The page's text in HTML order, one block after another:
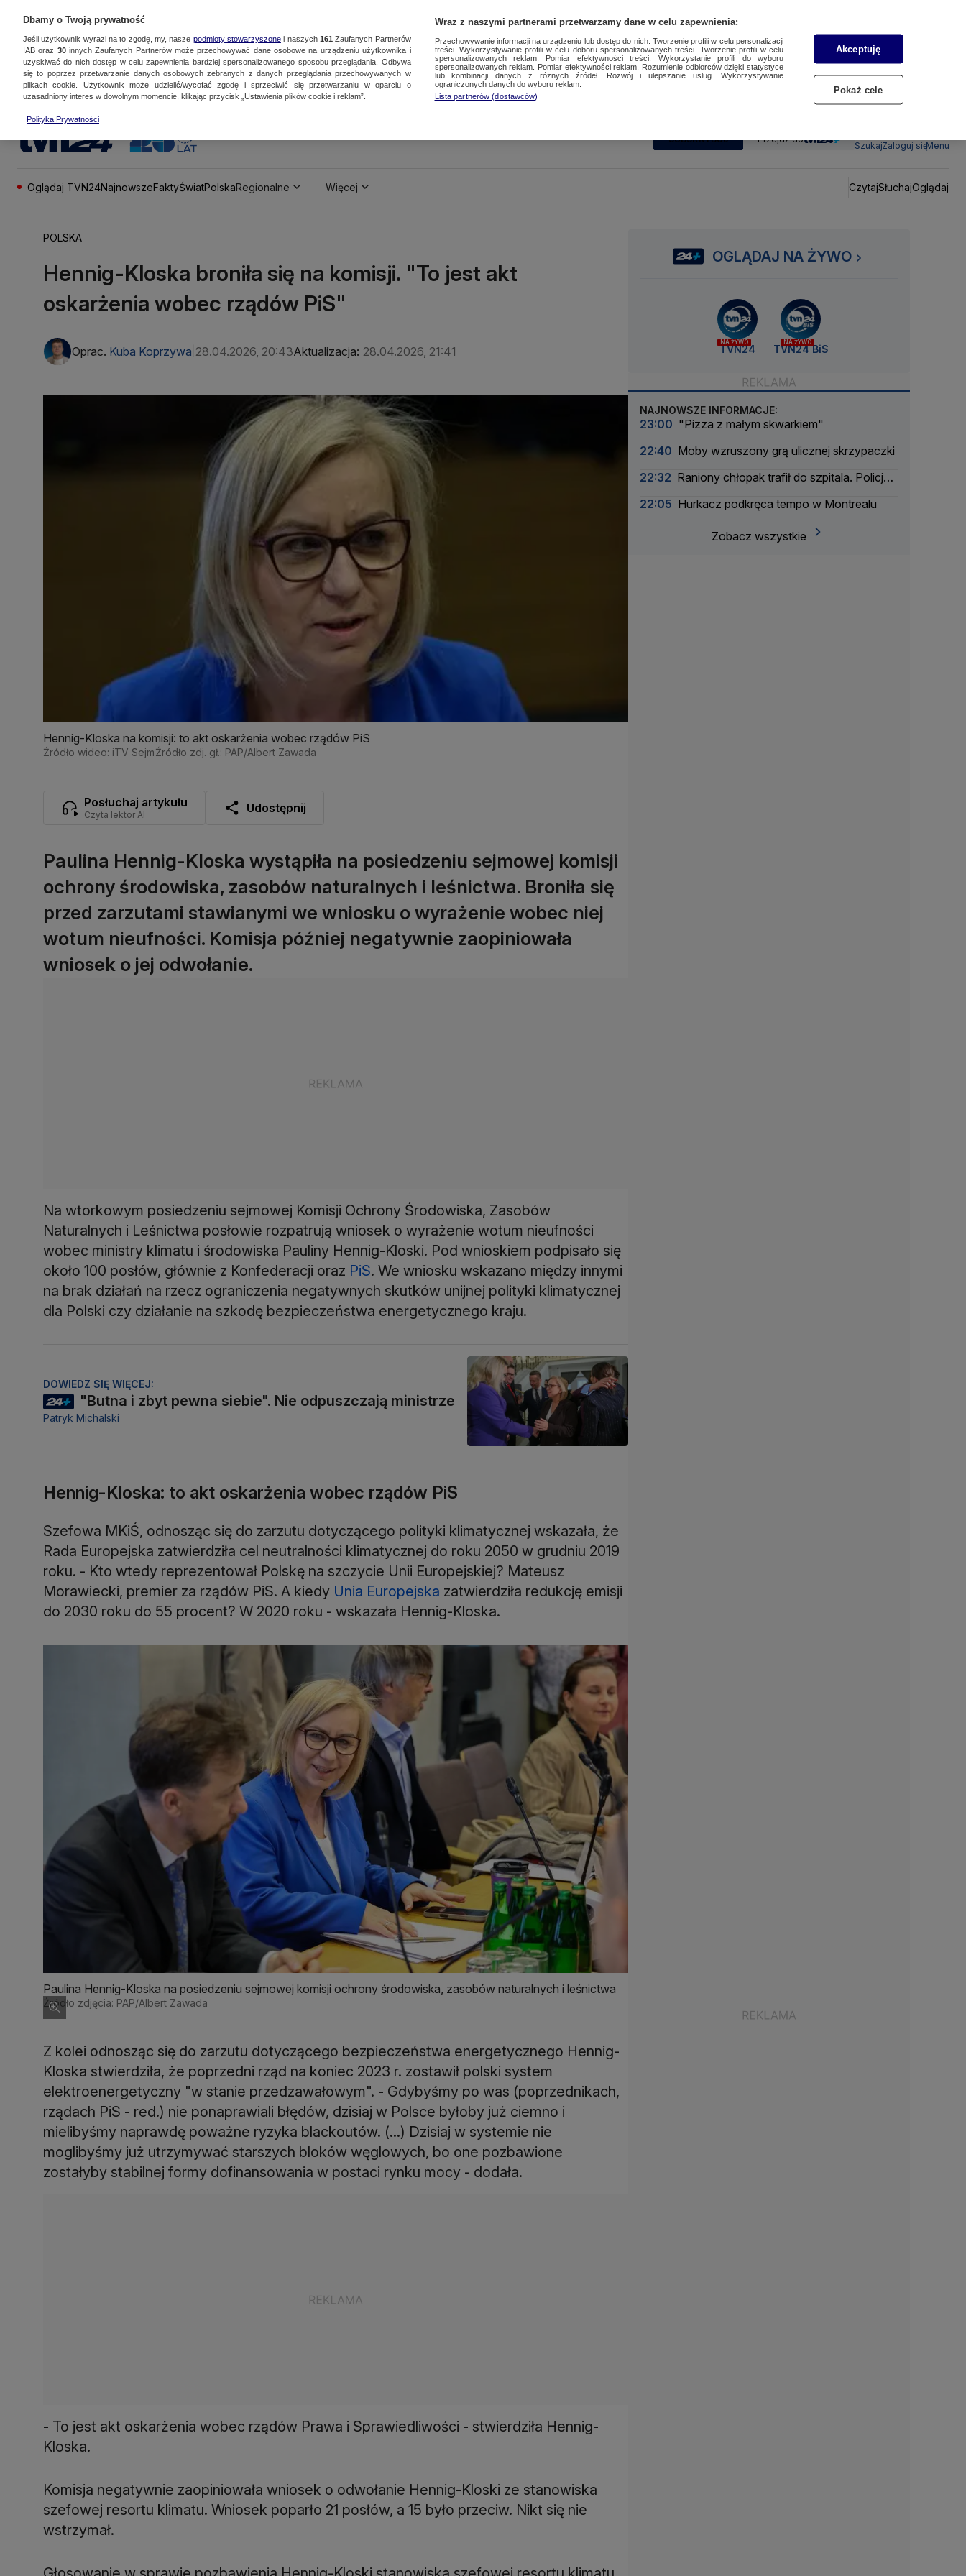
SUBSKRYBUJ Przejdź do
SzukajZaloguj sięMenu
Oglądaj TVN24NajnowszeFaktyŚwiatPolskaRegionalne Więcej CzytajSłuchajOglądaj
POLSKA
Hennig-Kloska broniła się na komisji. "To jest akt
oskarżenia wobec rządów PiS"
Oprac. Kuba Koprzywa 28.04.2026, 20:43Aktualizacja: 28.04.2026, 21:41
Hennig-Kloska na komisji: to akt oskarżenia wobec rządów PiS
Źródło wideo: iTV SejmŹródło zdj. gł.: PAP/Albert Zawada
Posłuchaj artykułu
Czyta lektor AI Udostępnij
Paulina Hennig-Kloska wystąpiła na posiedzeniu sejmowej komisji
ochrony środowiska, zasobów naturalnych i leśnictwa. Broniła się
przed zarzutami stawianymi we wniosku o wyrażenie wobec niej
wotum nieufności. Komisja później negatywnie zaopiniowała
wniosek o jej odwołanie.
Na wtorkowym posiedzeniu sejmowej Komisji Ochrony Środowiska, Zasobów
Naturalnych i Leśnictwa posłowie rozpatrują wniosek o wyrażenie wotum nieufności
wobec ministry klimatu i środowiska Pauliny Hennig-Kloski. Pod wnioskiem podpisało się
około 100 posłów, głównie z Konfederacji oraz PiS. We wniosku wskazano między innymi
na brak działań na rzecz ograniczenia negatywnych skutków unijnej polityki klimatycznej
dla Polski czy działanie na szkodę bezpieczeństwa energetycznego kraju.
DOWIEDZ SIĘ WIĘCEJ:
"Butna i zbyt pewna siebie". Nie odpuszczają ministrze
Patryk Michalski
Hennig-Kloska: to akt oskarżenia wobec rządów PiS
Szefowa MKiŚ, odnosząc się do zarzutu dotyczącego polityki klimatycznej wskazała, że
Rada Europejska zatwierdziła cel neutralności klimatycznej do roku 2050 w grudniu 2019
roku. - Kto wtedy reprezentował Polskę na szczycie Unii Europejskiej? Mateusz
Morawiecki, premier za rządów PiS. A kiedy Unia Europejska zatwierdziła redukcję emisji
do 2030 roku do 55 procent? W 2020 roku - wskazała Hennig-Kloska.
Paulina Hennig-Kloska na posiedzeniu sejmowej komisji ochrony środowiska, zasobów naturalnych i leśnictwa
Źródło zdjęcia: PAP/Albert Zawada
Z kolei odnosząc się do zarzutu dotyczącego bezpieczeństwa energetycznego Hennig-
Kloska stwierdziła, że poprzedni rząd na koniec 2023 r. zostawił polski system
elektroenergetyczny "w stanie przedzawałowym". - Gdybyśmy po was (poprzednikach,
rządach PiS - red.) nie ponaprawiali błędów, dzisiaj w Polsce byłoby już ciemno i
mielibyśmy naprawdę poważne ryzyka blackoutów. (...) Dzisiaj w systemie nie
moglibyśmy już utrzymywać starszych bloków węglowych, bo one pozbawione
zostałyby stabilnej formy dofinansowania w postaci rynku mocy - dodała.
- To jest akt oskarżenia wobec rządów Prawa i Sprawiedliwości - stwierdziła Hennig-
Kloska.
Komisja negatywnie zaopiniowała wniosek o odwołanie Hennig-Kloski ze stanowiska
szefowej resortu klimatu. Wniosek poparło 21 posłów, a 15 było przeciw. Nikt się nie
wstrzymał.
OGLĄDAJ NA ŻYWO
NA ŻYWO
TVN24
NA ŻYWO
TVN24 BiS
NAJNOWSZE INFORMACJE:
23:00 "Pizza z małym skwarkiem"
22:40 Moby wzruszony grą ulicznej skrzypaczki
22:32 Raniony chłopak trafił do szpitala. Policja
22:05 Hurkacz podkręca tempo w Montrealu
Zobacz wszystkie
Dbamy o Twoją prywatność
Jeśli użytkownik wyrazi na to zgodę, my, nasze podmioty stowarzyszonei naszych 161 Zaufanych Partnerów
IAB oraz 30innych Zaufanych Partnerów może przechowywać dane osobowe na urządzeniu użytkownika i
uzyskiwać do nich dostęp w celu zapewnienia bardziej spersonalizowanego sposobu przeglądania. Odbywa
się to poprzez przetwarzanie danych osobowych zebranych z danych przeglądania przechowywanych w
plikach cookie. Użytkownik może udzielić/wycofać zgodę i sprzeciwić się przetwarzaniu w oparciu o
uzasadniony interes w dowolnym momencie, klikając przycisk „Ustawienia plików cookie i reklam”.
Polityka Prywatności
Wraz z naszymi partnerami przetwarzamy dane w celu zapewnienia:
Przechowywanie informacji na urządzeniu lub dostęp do nich. Tworzenie profili w celu personalizacji
treści. Wykorzystywanie profili w celu doboru spersonalizowanych treści. Tworzenie profili w celu
spersonalizowanych reklam. Pomiar efektywności treści. Wykorzystanie profili do wyboru
spersonalizowanych reklam. Pomiar efektywności reklam. Rozumienie odbiorców dzięki statystyce
lub kombinacji danych z różnych źródeł. Rozwój i ulepszanie usług. Wykorzystywanie
ograniczonych danych do wyboru reklam.
Lista partnerów (dostawców)
Akceptuję
Pokaż cele